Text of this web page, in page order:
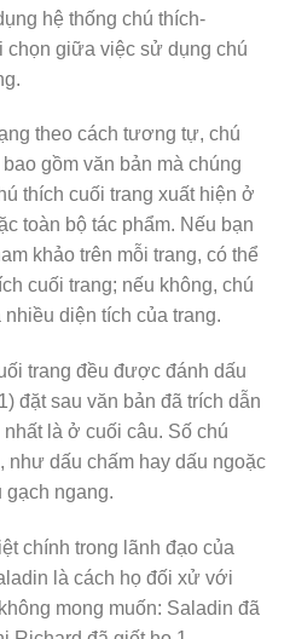
hệ thống chú thích-
chọn giữa việc sử dụng chú
theo cách tương tự, chú
gồm văn bản mà chúng
thích cuối trang xuất hiện ở
toàn bộ tác phẩm. Nếu bạn
khảo trên mỗi trang, có thể
cuối trang; nếu không, chú
diện tích của trang.
trang đều được đánh dấu
đặt sau văn bản đã trích dẫn
là ở cuối câu. Số chú
như dấu chấm hay dấu ngoặc
gạch ngang.
chính trong lãnh đạo của
là cách họ đối xử với
mong muốn: Saladin đã